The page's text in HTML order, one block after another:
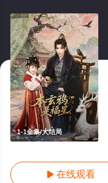
1-1全集/大结局
 在线观看